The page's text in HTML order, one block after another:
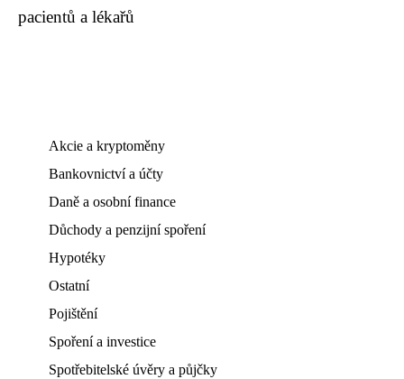
pacientů a lékařů
Akcie a kryptoměny
Bankovnictví a účty
Daně a osobní finance
Důchody a penzijní spoření
Hypotéky
Ostatní
Pojištění
Spoření a investice
Spotřebitelské úvěry a půjčky